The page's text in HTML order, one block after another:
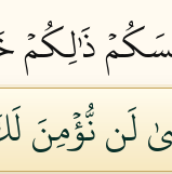
لَن نُّؤۡمِنَ